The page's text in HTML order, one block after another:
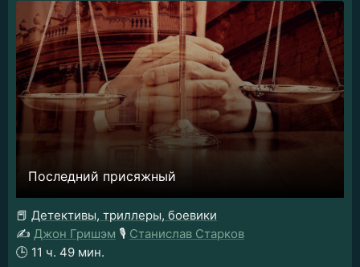
Последний присяжный
📕 Детективы, триллеры, боевики
✍️ Джон Гришэм 🎙️ Станислав Старков
🕒 11 ч. 49 мин.